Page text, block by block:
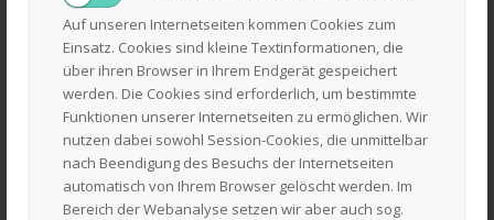
Auf unseren Internetseiten kommen Cookies zum
Einsatz. Cookies sind kleine Textinformationen, die
über ihren Browser in Ihrem Endgerät gespeichert
werden. Die Cookies sind erforderlich, um bestimmte
Funktionen unserer Internetseiten zu ermöglichen. Wir
nutzen dabei sowohl Session-Cookies, die unmittelbar
nach Beendigung des Besuchs der Internetseiten
automatisch von Ihrem Browser gelöscht werden. Im
Bereich der Webanalyse setzen wir aber auch sog.
AL-KO Elektroholzspalter LSV 550/6
580,00€
Auf Anfrage
inkl. 19 % MwSt.